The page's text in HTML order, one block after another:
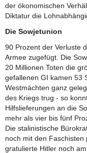
der ökonomischen
Diktatur die
Die Sowjetunion
90 Prozent der Verluste
Armee zugefügt. Die
20 Millionen Toten die
gefallenen GI kamen 53
Westmächten ganz
des Kriegs trug - so
Hilfslieferungen an die
mehr als vier bis fünf
Die stalinistische
noch mit den Faschisten
gratulierte Hitler noch